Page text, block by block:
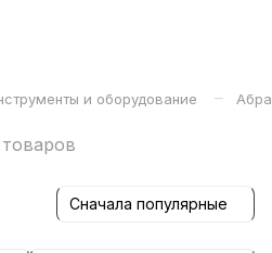
и оборудование –
Сначала популярные